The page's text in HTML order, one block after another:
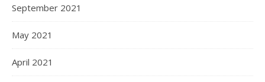
September 2021
May 2021
April 2021